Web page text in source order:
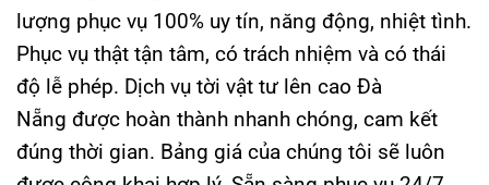
lượng phục vụ 100% uy tín, năng động, nhiệt tình.
Phục vụ thật tận tâm, có trách nhiệm và có thái
độ lễ phép. Dịch vụ tời vật tư lên cao Đà
Nẵng được hoàn thành nhanh chóng, cam kết
đúng thời gian. Bảng giá của chúng tôi sẽ luôn